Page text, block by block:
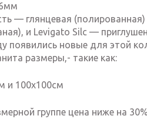
— глянцевая
и Levigato Silc —
появились новые для этой
размеры,- такие как:
и 100х100см
группе цена ниже на